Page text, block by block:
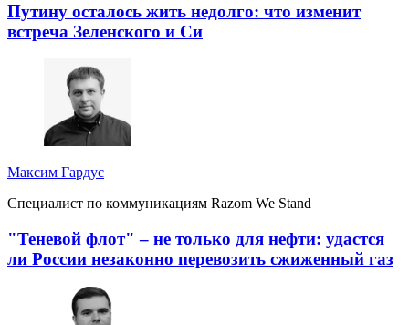
Путину осталось жить недолго: что изменит
встреча Зеленского и Си
Максим Гардус
Специалист по коммуникациям Razom We Stand
"Теневой флот" – не только для нефти: удастся
ли России незаконно перевозить сжиженный газ